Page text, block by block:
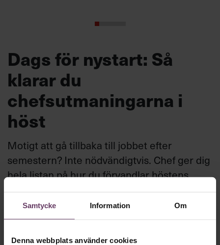
Samtycke Information Om
Denna webbplats använder cookies
Dags för nystart: Så
klarar du
chefsutmaningarna i
höst
Motigt att gå tillbaka till jobbet efter
semestern? Inte nödvändigtvis. Chef ger dig
hela listan på hur du förvandlar höstens
problem till möjligheter och gör din
jobbcomeback med stil.
Beslutsfattande